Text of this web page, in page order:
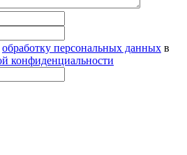
обработку персональных данных в
конфиденциальности